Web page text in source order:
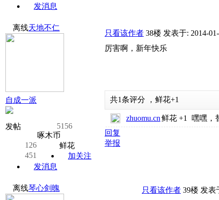
发消息
离线天地不仁
自成一派
发帖
5156
啄木币
126
鲜花
451
加关注
发消息
只看该作者 38楼 发表于: 2014-
厉害啊，新年快乐
共1条评分 ， 鲜花+1
zhuomu.cn鲜花 +1
嘿嘿，
回复
举报
离线琴心剑魄 只看该作者 39楼 发表